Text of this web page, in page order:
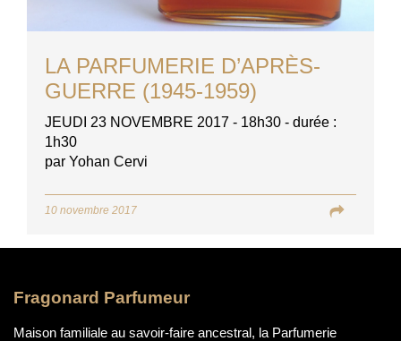
LA PARFUMERIE D’APRÈS-
GUERRE (1945-1959)
JEUDI 23 NOVEMBRE 2017 - 18h30 - durée :
1h30
par Yohan Cervi
10 novembre 2017
Fragonard Parfumeur
Maison familiale au savoir-faire ancestral, la Parfumerie